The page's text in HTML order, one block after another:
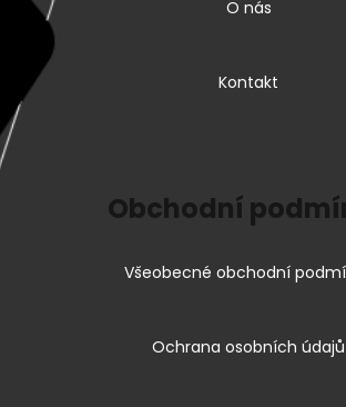
O nás
Kontakt
Obchodní
Všeobecné obchodní
Ochrana osobních údajů